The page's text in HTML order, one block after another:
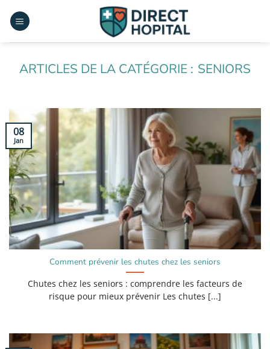
au
SENIORS
Comment prévenir les chutes chez les seniors
Chutes chez les seniors : comprendre les facteurs de
risque pour mieux prévenir Les chutes [...]
08
Jan